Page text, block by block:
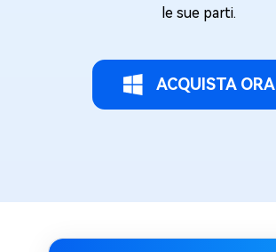
le sue parti.
ACQUISTA ORA